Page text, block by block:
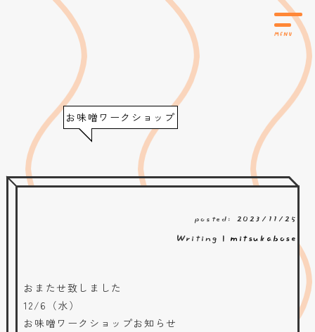
お味噌ワークショップ
posted: 2023/11/25
Writing | mitsukabose
おまたせ致しました
12/6（水）
お味噌ワークショップお知らせ